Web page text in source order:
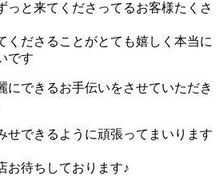
っと来てくださってるお客様たくさ
くださることがとても嬉しく本当に
です
にできるお手伝いをさせていただき
せできるように頑張ってまいります
お待ちしております♪